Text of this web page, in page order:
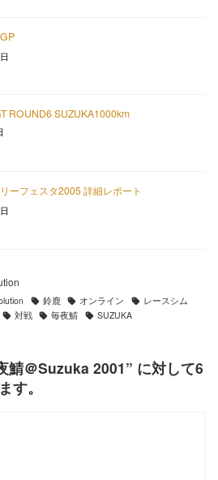
ROUND6 SUZUKA1000km
ーフェスタ2005 詳細レポート
鈴鹿 オンライン
レースシム
対戦 毎夜鯖 SUZUKA
＠Suzuka 2001” に対して6
す。